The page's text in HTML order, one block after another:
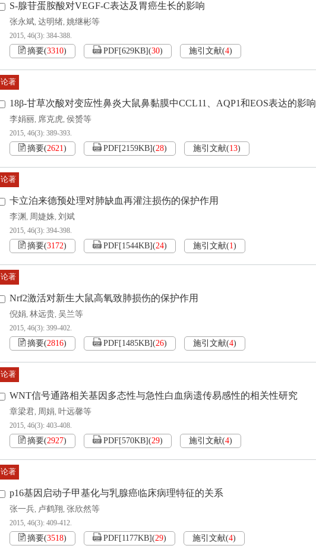
S-腺苷蛋胺酸对VEGF-C表达及胃癌生长的影响
张永斌, 达明绪, 姚继彬等
2015, 46(3): 384-388.
摘要(3310) PDF[629KB](30) 施引文献(4)
论著
18β-甘草次酸对变应性鼻炎大鼠鼻黏膜中CCL11、AQP1和EOS表达的影响
李娟丽, 席克虎, 侯赟等
2015, 46(3): 389-393.
摘要(2621) PDF[2159KB](28) 施引文献(13)
论著
卡立泊来德预处理对肺缺血再灌注损伤的保护作用
李渊, 周婕姝, 刘斌
2015, 46(3): 394-398.
摘要(3172) PDF[1544KB](24) 施引文献(1)
论著
Nrf2激活对新生大鼠高氧致肺损伤的保护作用
倪娟, 林远贵, 吴兰等
2015, 46(3): 399-402.
摘要(2816) PDF[1485KB](26) 施引文献(4)
论著
WNT信号通路相关基因多态性与急性白血病遗传易感性的相关性研究
章梁君, 周娟, 叶远馨等
2015, 46(3): 403-408.
摘要(2927) PDF[570KB](29) 施引文献(4)
论著
p16基因启动子甲基化与乳腺癌临床病理特征的关系
张一兵, 卢鹤翔, 张欣然等
2015, 46(3): 409-412.
摘要(3518) PDF[1177KB](29) 施引文献(4)